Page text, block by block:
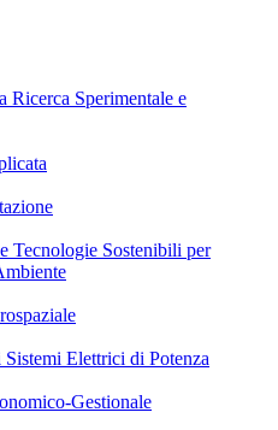
Ricerca Sperimentale e
Tecnologie Sostenibili per
Sistemi Elettrici di Potenza
Gestionale